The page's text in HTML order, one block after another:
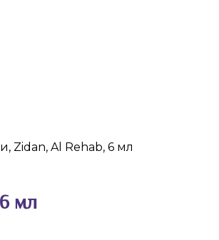
Zidan, Al Rehab, 6 мл
мл